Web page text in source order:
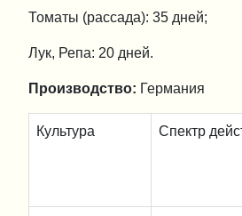
Томаты (рассада): 35 дней;
Лук, Репа: 20 дней.
Производство: Германия
Культура Спектр